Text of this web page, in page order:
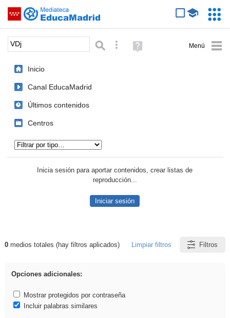
Saltar navegación
Palabra o frase: Búsqueda avanzada
Ayuda
(en
Inicio
Canal EducaMadrid
Últimos contenidos
Centros
Inicia sesión para aportar contenidos, crear listas de
reproducción...
Iniciar sesión
Resultados de: VDj
0medios totales (hay filtros aplicados) Limpiar filtros Filtros
Opciones adicionales:
Mostrar protegidos por contraseña
Incluir palabras similares